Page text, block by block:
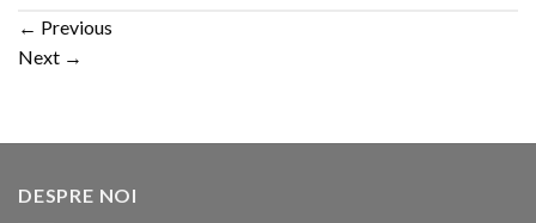
← Previous
Next →
DESPRE NOI